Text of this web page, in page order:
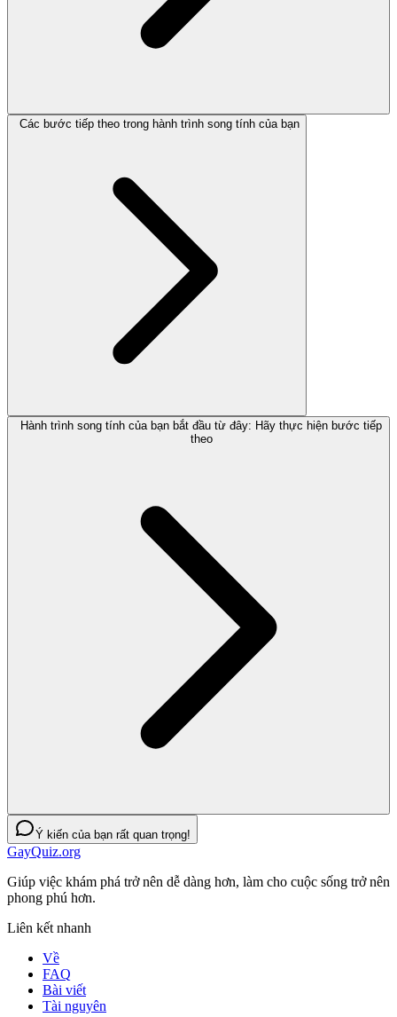
Các bước tiếp theo trong hành trình song tính của bạn
Hành trình song tính của bạn bắt đầu từ đây: Hãy thực hiện bước tiếp
theo
Ý kiến của bạn rất quan trọng!
GayQuiz.org
Giúp việc khám phá trở nên dễ dàng hơn, làm cho cuộc sống trở nên
phong phú hơn.
Liên kết nhanh
Về
FAQ
Bài viết
Tài nguyên